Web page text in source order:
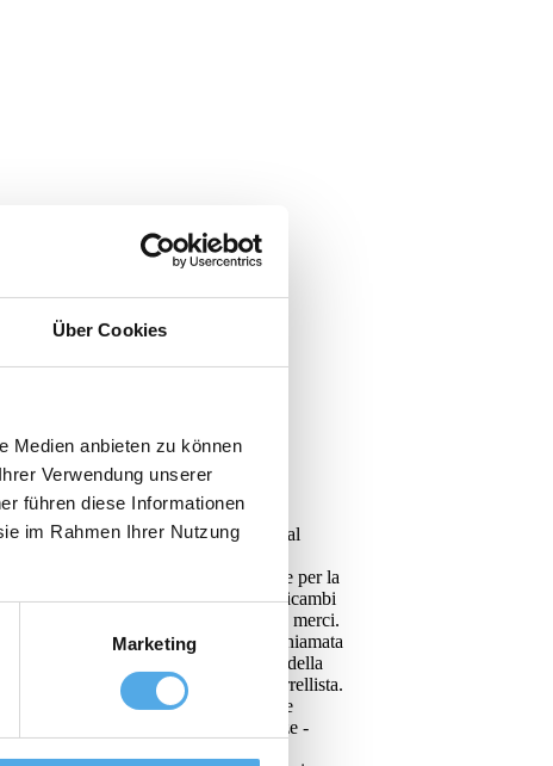
Über Cookies
Medien anbieten zu können
Verwendung unserer
führen diese Informationen
im Rahmen Ihrer Nutzung
Marketing
attenzione le proposte mirate al
di VENDITA ED
compresi hardware e software per la
con annessi uffici, magazzino ricambi
di movimentazione e stoccaggio merci.
più idonea: riparazione su chiamata
il cliente. Altro settore importante della
esclusione del carburante e del carrellista.
certo, che comporterà comunque
e ricondizionati per tutte le esigenze -
- Attrezzature specifiche per